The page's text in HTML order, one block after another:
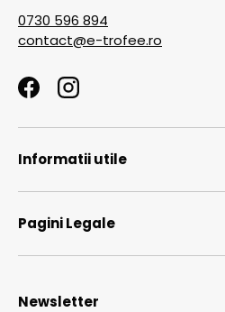
0730 596 894
contact@e-trofee.ro
FacebookInstagram
Informatii utile
Pagini Legale
Newsletter